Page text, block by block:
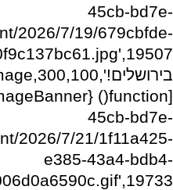
45cb-bd7e-
2026/7/19/679cbfde-
45cb-bd7e-
2026/7/21/1f11a425-
e385-43a4-bdb4-